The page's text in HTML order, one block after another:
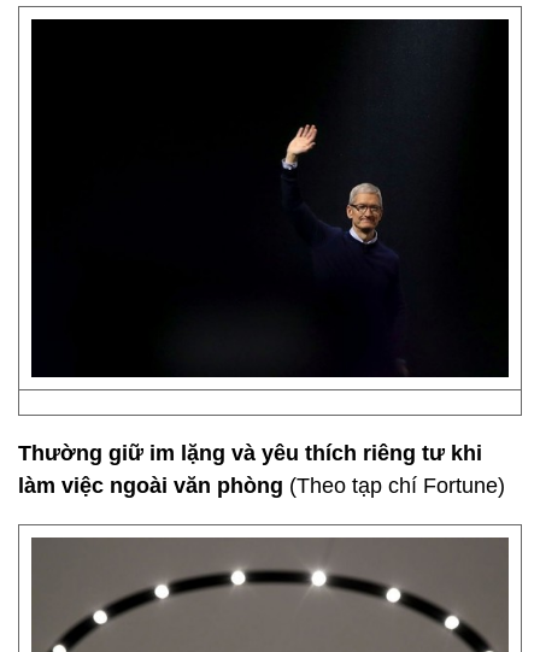
Thường giữ im lặng và yêu thích riêng tư khi
làm việc ngoài văn phòng (Theo tạp chí Fortune)